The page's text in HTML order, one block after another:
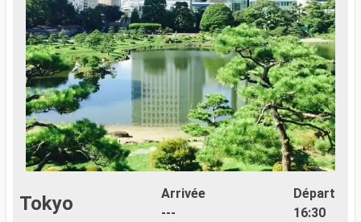
Tokyo
Arrivée
---
Départ
16:30